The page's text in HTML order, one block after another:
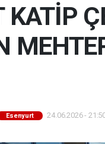
KATİP
Esenyurt 24.06.2026 -